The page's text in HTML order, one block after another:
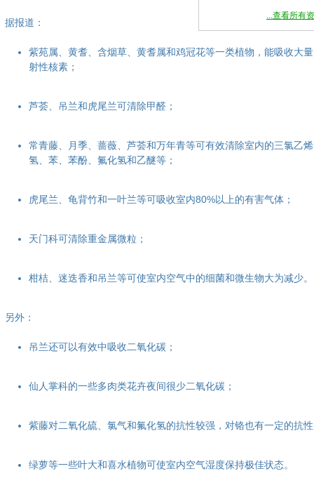
...查看所有
据报道：
紫苑属、黄耆、含烟草、黄耆属和鸡冠花等一类植物，能吸收大
射性核素；
芦荟、吊兰和虎尾兰可清除甲醛；
常青藤、月季、蔷薇、芦荟和万年青等可有效清除室内的三氯乙
氢、苯、苯酚、氟化氢和乙醚等；
虎尾兰、龟背竹和一叶兰等可吸收室内80%以上的有害气体；
天门科可清除重金属微粒；
柑桔、迷迭香和吊兰等可使室内空气中的细菌和微生物大为减少。
另外：
吊兰还可以有效中吸收二氧化碳；
仙人掌科的一些多肉类花卉夜间很少二氧化碳；
紫藤对二氧化硫、氯气和氟化氢的抗性较强，对铬也有一定的抗
绿萝等一些叶大和喜水植物可使室内空气湿度保持极佳状态。